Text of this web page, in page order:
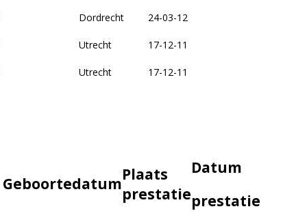
Dordrecht 24-03-12
Utrecht 17-12-11
Utrecht 17-12-11
GeboortedatumPlaats
prestatie
Datum
prestatie